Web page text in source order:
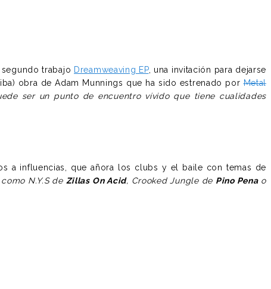
trabajo Dreamweaving EP, una invitación para dejarse
obra de Adam Munnings que ha sido estrenado porMetal
ser un punto de encuentro vívido que tiene cualidades
a influencias, que añora los clubs y el baile con temas de
N.Y.S de Zillas On Acid, Crooked Jungle de Pino Penao